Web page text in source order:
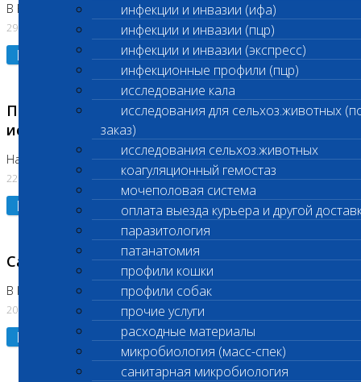
инфекции и инвазии (ифа)
инфекции и инвазии (пцр)
инфекции и инвазии (экспресс)
инфекционные профили (пцр)
исследование кала
исследования для сельхоз.животных
заказ)
исследования сельхоз.животных
коагуляционный гемостаз
мочеполовая система
оплата выезда курьера и другой
паразитология
патанатомия
профили кошки
профили собак
прочие услуги
расходные материалы
микробиология (масс-спек)
санитарная микробиология
В Бутово 29.07.26
29.07.2026
Подробнее
Приостановлено выполнение биохимических
исследований
На Нагорной. Код ( 123,310,309)
22.07.2026
Подробнее
Санитарные дни
В Коломне 24.07.2026 и 28.07.2026
20.07.2026
Подробнее